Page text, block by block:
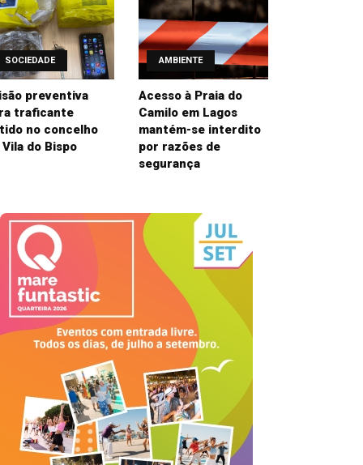
SOCIEDADE
preventiva
traficante
no concelho
do Bispo
AMBIENTE
Acesso à Praia do
Camilo em Lagos
mantém-se interdito
por razões de
segurança